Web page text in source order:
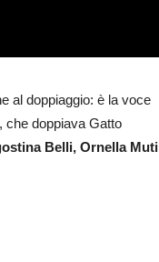
al doppiaggio: è la voce
che doppiava Gatto
Belli, Ornella Muti